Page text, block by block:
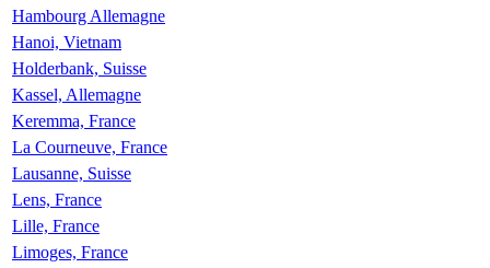
Hambourg Allemagne
Hanoi, Vietnam
Holderbank, Suisse
Kassel, Allemagne
Keremma, France
La Courneuve, France
Lausanne, Suisse
Lens, France
Lille, France
Limoges, France